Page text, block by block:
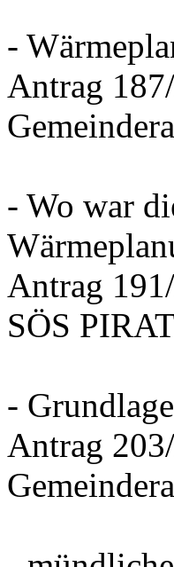
-
Antrag
- Wo war
Antrag
SÖS
-
Antrag